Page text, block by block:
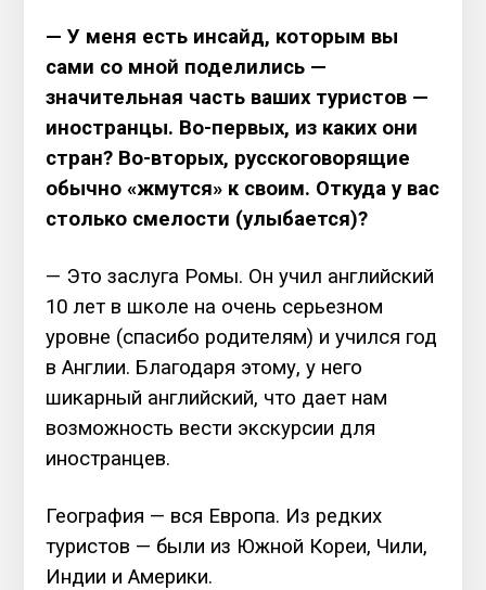
— У меня есть инсайд, которым вы
сами со мной поделились —
значительная часть ваших туристов —
иностранцы. Во-первых, из каких они
стран? Во-вторых, русскоговорящие
обычно «жмутся» к своим. Откуда у вас
столько смелости (улыбается)?
— Это заслуга Ромы. Он учил английский
10 лет в школе на очень серьезном
уровне (спасибо родителям) и учился год
в Англии. Благодаря этому, у него
шикарный английский, что дает нам
возможность вести экскурсии для
иностранцев.
География — вся Европа. Из редких
туристов — были из Южной Кореи, Чили,
Индии и Америки.